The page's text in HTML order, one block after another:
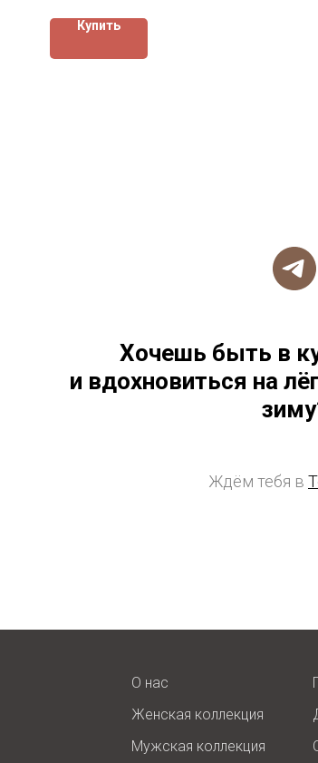
Купить
Хочешь быть в
и вдохновиться на
Ждём тебя в
О нас
Женская коллекция
Мужская коллекция